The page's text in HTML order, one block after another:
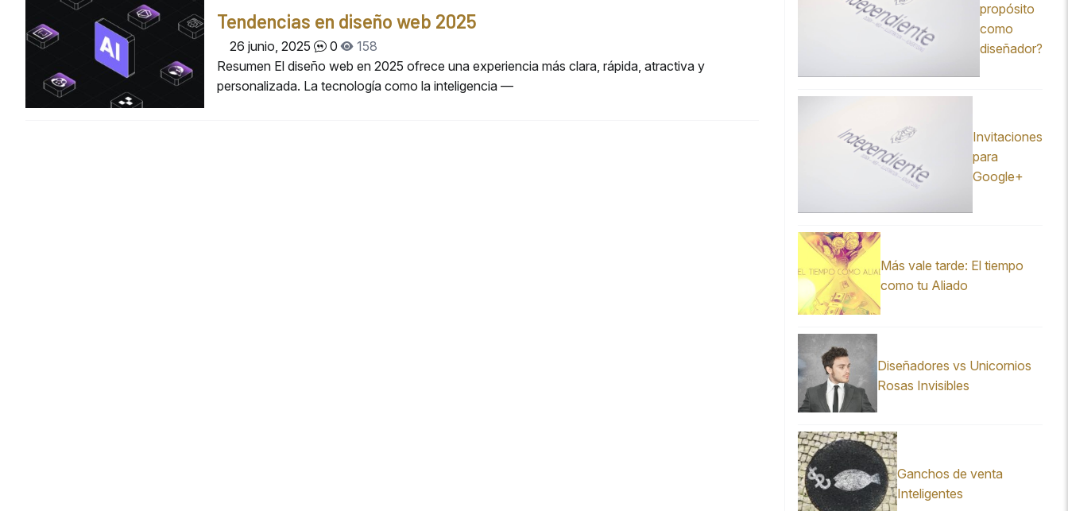
Tendencias en diseño web 2025
26 junio, 2025 0
158
Resumen El diseño web en 2025 ofrece una experiencia más clara, rápida, atractiva y
personalizada. La tecnología como la inteligencia —
propósito
como
diseñador?
Invitaciones
para
Google+
Más vale tarde: El tiempo
como tu Aliado
Diseñadores vs Unicornios
Rosas Invisibles
Ganchos de venta
Inteligentes